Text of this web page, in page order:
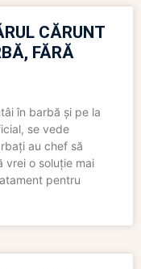
CĂRUNT
FĂRĂ
în barbă și pe la
se vede
au chef să
vrei o soluție mai
pentru